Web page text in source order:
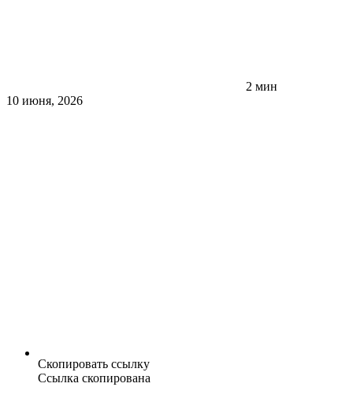
2 мин
10 июня, 2026
Скопировать ссылку
Ссылка скопирована